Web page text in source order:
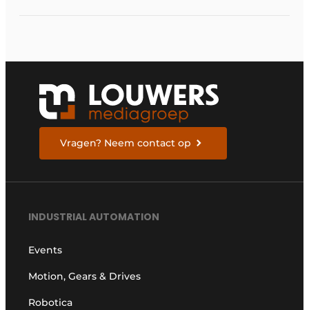
Vragen? Neem contact op
INDUSTRIAL AUTOMATION
Events
Motion, Gears & Drives
Robotica